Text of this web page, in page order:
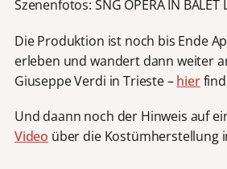
Szenenfotos: SNG OPERA IN BALET
Die Produktion ist noch bis Ende
erleben und wandert dann weiter
Giuseppe Verdi in Trieste –hier
Und daann noch der Hinweis auf
Video über die Kostümherstellung